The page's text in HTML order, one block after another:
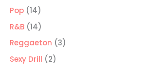
Pop 1414
productos
R&B 1414
productos
Reggaeton 33
Sexy Drill 22